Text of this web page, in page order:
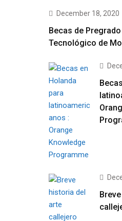
December 18, 2020
Becas de
Tecnológico de